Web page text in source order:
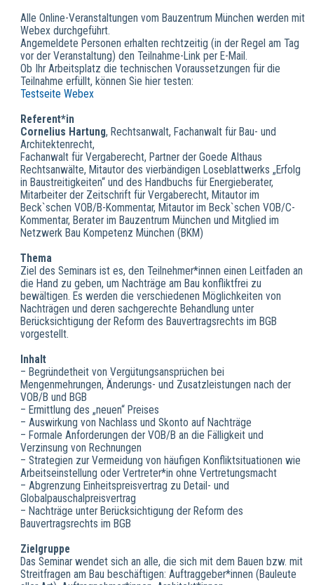
Alle Online-Veranstaltungen vom Bauzentrum München werden mit
Webex durchgeführt.
Angemeldete Personen erhalten rechtzeitig (in der Regel am Tag
vor der Veranstaltung) den Teilnahme-Link per E-Mail.
Ob Ihr Arbeitsplatz die technischen Voraussetzungen für die
Teilnahme erfüllt, können Sie hier testen:
Testseite Webex
Referent*in
Cornelius Hartung, Rechtsanwalt, Fachanwalt für Bau- und
Architektenrecht,
Fachanwalt für Vergaberecht, Partner der Goede Althaus
Rechtsanwälte, Mitautor des vierbändigen Loseblattwerks „Erfolg
in Baustreitigkeiten“ und des Handbuchs für Energieberater,
Mitarbeiter der Zeitschrift für Vergaberecht, Mitautor im
Beck`schen VOB/B-Kommentar, Mitautor im Beck`schen VOB/C-
Kommentar, Berater im Bauzentrum München und Mitglied im
Netzwerk Bau Kompetenz München (BKM)
Thema
Ziel des Seminars ist es, den Teilnehmer*innen einen Leitfaden an
die Hand zu geben, um Nachträge am Bau konfliktfrei zu
bewältigen. Es werden die verschiedenen Möglichkeiten von
Nachträgen und deren sachgerechte Behandlung unter
Berücksichtigung der Reform des Bauvertragsrechts im BGB
vorgestellt.
Inhalt
– Begründetheit von Vergütungsansprüchen bei
Mengenmehrungen, Änderungs- und Zusatzleistungen nach der
VOB/B und BGB
– Ermittlung des „neuen“ Preises
– Auswirkung von Nachlass und Skonto auf Nachträge
– Formale Anforderungen der VOB/B an die Fälligkeit und
Verzinsung von Rechnungen
– Strategien zur Vermeidung von häufigen Konfliktsituationen wie
Arbeitseinstellung oder Vertreter*in ohne Vertretungsmacht
– Abgrenzung Einheitspreisvertrag zu Detail- und
Globalpauschalpreisvertrag
– Nachträge unter Berücksichtigung der Reform des
Bauvertragsrechts im BGB
Zielgruppe
Das Seminar wendet sich an alle, die sich mit dem Bauen bzw. mit
Streitfragen am Bau beschäftigen: Auftraggeber*innen (Bauleute